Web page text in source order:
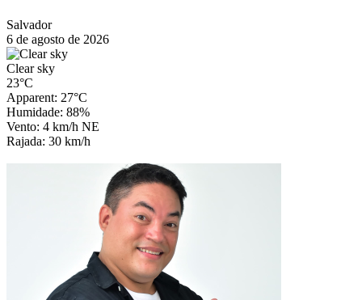
Salvador
6 de agosto de 2026
Clear sky
23°C
Apparent: 27°C
Humidade: 88%
Vento: 4 km/h NE
Rajada: 30 km/h